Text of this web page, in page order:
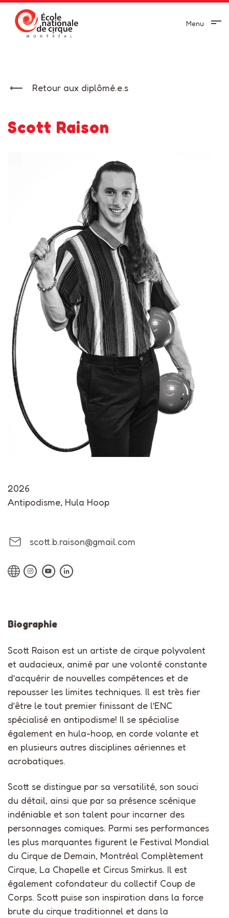
Menu
Retour aux diplômé.e.s
Scott Raison
2026
Antipodisme, Hula Hoop
scott.b.raison@gmail.com
Biographie
Scott Raison est un artiste de cirque polyvalent
et audacieux, animé par une volonté constante
d’acquérir de nouvelles compétences et de
repousser les limites techniques. Il est très fier
d’être le tout premier finissant de l’ENC
spécialisé en antipodisme! Il se spécialise
également en hula-hoop, en corde volante et
en plusieurs autres disciplines aériennes et
acrobatiques.
Scott se distingue par sa versatilité, son souci
du détail, ainsi que par sa présence scénique
indéniable et son talent pour incarner des
personnages comiques. Parmi ses performances
les plus marquantes figurent le Festival Mondial
du Cirque de Demain, Montréal Complètement
Cirque, La Chapelle et Circus Smirkus. Il est
également cofondateur du collectif Coup de
Corps. Scott puise son inspiration dans la force
brute du cirque traditionnel et dans la